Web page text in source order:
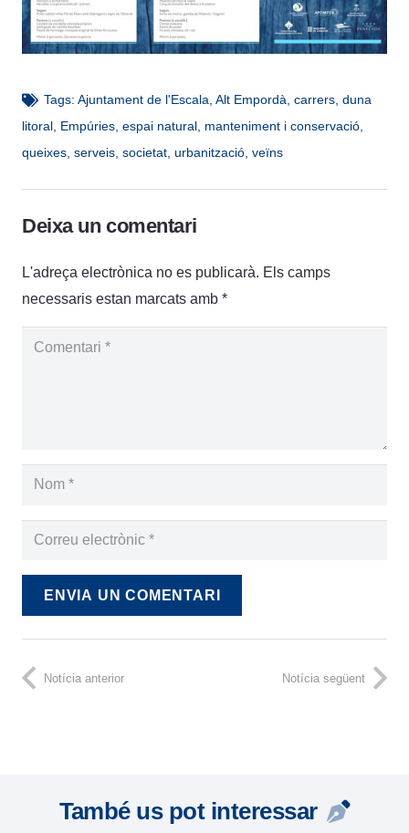
Tags: Ajuntament de l'Escala Alt Empordà carrers, duna
litoral Empúries espai natural manteniment i conservació
queixes serveis societat urbanització veïns
Deixa un comentari
L'adreça electrònica no es publicarà. Els camps
necessaris estan marcats amb *
ENVIA UN COMENTARI
Notícia anterior Notícia següent
També us pot interessar